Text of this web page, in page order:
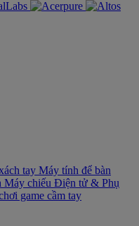
tay Máy tính để bàn
Máy chiếu Điện tử & Phụ
game cầm tay